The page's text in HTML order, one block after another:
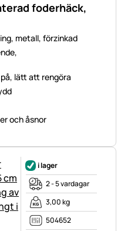
foderhäck,
metall, förzinkad
lätt att rengöra
och åsnor
i lager
2 - 5 vardagar
3,00 kg
504652